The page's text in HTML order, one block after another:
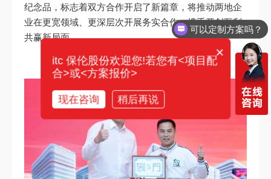
纪念品，标志着双方合作开启了新篇章，将推动两地企
业在更宽领域、更深层次开展务实合作，携手开创互利
共赢新局面。
可以定制方案吗？
你们电话多少？
×
itc 保伦股份欢迎您!若您有<项目配
合>或<方案报价>
现在咨询 稍后再说